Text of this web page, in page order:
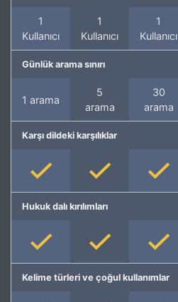
1
Kullanıcı
1
Kullanıcı
1
Kullanıcı
Günlük arama sınırı
1 arama
5
arama
30
arama
Karşı dildeki karşılıklar
Hukuk dalı kırılımları
Kelime türleri ve çoğul kullanımlar